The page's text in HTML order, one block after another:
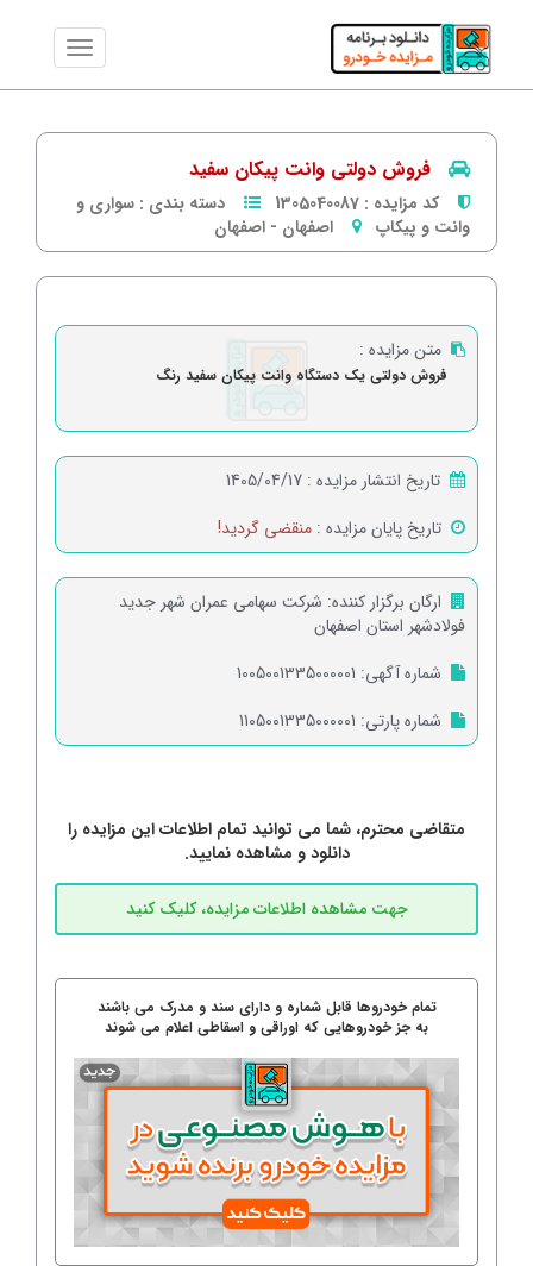
فروش دولتی وانت پیکان سفید
کد مزایده : 1305040087 دسته بندی : سواری و
وانت و پیکاپ
اصفهان - اصفهان
متن مزایده :
فروش دولتی یک دستگاه وانت پیکان سفید رنگ
تاریخ انتشار مزایده : 1405/04/17
تاریخ پایان مزایده : منقضی گردید!
ارگان برگزار کننده: شرکت سهامی عمران شهر جدید
فولادشهر استان اصفهان
شماره آگهی: 1005001335000001
شماره پارتی: 1105001335000001
متقاضی محترم، شما می توانید تمام اطلاعات این مزایده را
دانلود و مشاهده نمایید.
تمام خودروها قابل شماره و دارای سند و مدرک می باشند
به جز خودروهایی که اوراقی و اسقاطی اعلام می شوند